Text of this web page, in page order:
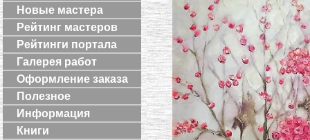
Новые мастера
Рейтинг мастеров
Рейтинги портала
Галерея работ
Оформление заказа
Полезное
Информация
Книги